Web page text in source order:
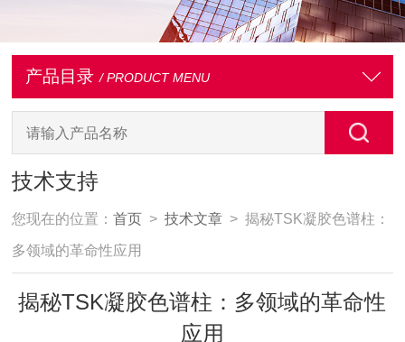
产品目录 / PRODUCT MENU
技术支持
您现在的位置：首页 >技术文章 > 揭秘TSK凝胶色谱柱：
多领域的革命性应用
揭秘TSK凝胶色谱柱：多领域的革命性
应用